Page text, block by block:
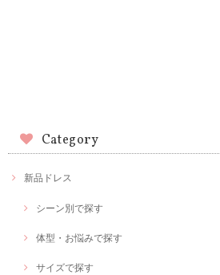
Category
新品ドレス
シーン別で探す
体型・お悩みで探す
サイズで探す